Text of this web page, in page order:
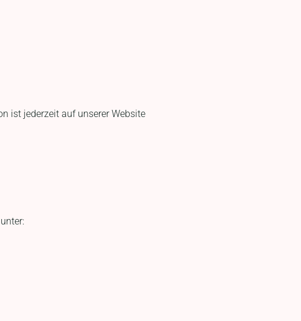
ist jederzeit auf unserer Website